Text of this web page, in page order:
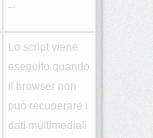
--
Lo script viene
eseguito quando
il browser non
può recuperare i
dati multimediali